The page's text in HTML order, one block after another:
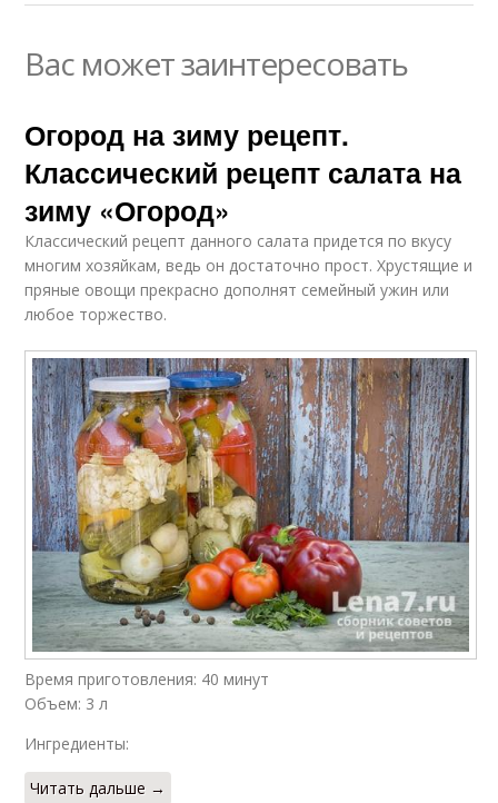
Вас может заинтересовать
Огород на зиму рецепт.
Классический рецепт салата на
зиму «Огород»
Классический рецепт данного салата придется по вкусу
многим хозяйкам, ведь он достаточно прост. Хрустящие и
пряные овощи прекрасно дополнят семейный ужин или
любое торжество.
Время приготовления: 40 минут
Объем: 3 л
Ингредиенты:
Читать дальше →